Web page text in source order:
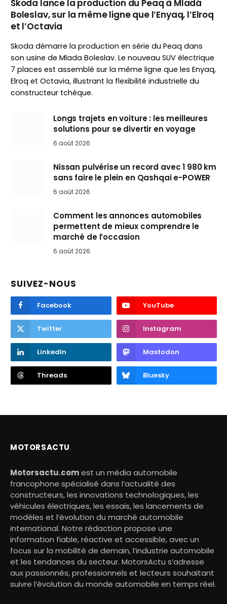
Skoda lance la production du Peaq à Mladá
Boleslav, sur la même ligne que l’Enyaq, l’Elroq
et l’Octavia
Skoda démarre la production en série du Peaq dans
son usine de Mlada Boleslav. Le nouveau SUV électrique
7 places est assemblé sur la même ligne que les Enyaq,
Elroq et Octavia, illustrant la flexibilité industrielle du
constructeur tchèque.
Longs trajets en voiture : les meilleures
solutions pour se divertir en voyage
6 août 2026
Nissan pulvérise un record avec 1 980 km
sans faire le plein en Qashqai e-POWER
6 août 2026
Comment les annonces automobiles
permettent de mieux comprendre le
marché de l’occasion
6 août 2026
SUIVEZ-NOUS
Facebook YouTube
Twitter Instagram
LinkedIn Mastodon
Threads Bluesky
MOTORSACTU
Motorsactu.comest un média automobile
francophone spécialisé dans l’actualité des
constructeurs, les innovations technologiques, les
véhicules électriques, les essais, les lancements de
modèles et l’évolution du marché automobile
international. Notre rédaction propose une
information fiable, réactive et accessible, avec un
focus sur la mobilité de demain, l’industrie automobile
et les tendances du secteur. MotorsActu s’adresse
aux passionnés, professionnels et lecteurs souhaitant
suivre l’évolution du monde automobile en temps réel.